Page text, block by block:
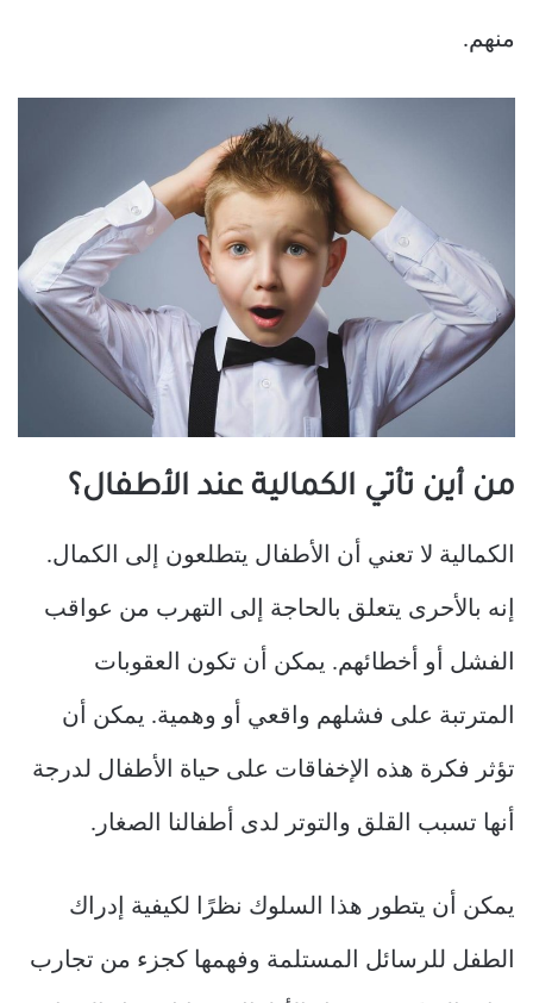
منهم.
من أين تأتي الكمالية عند الأطفال؟
الكمالية لا تعني أن الأطفال يتطلعون إلى الكمال.
إنه بالأحرى يتعلق بالحاجة إلى التهرب من عواقب
الفشل أو أخطائهم. يمكن أن تكون العقوبات
المترتبة على فشلهم واقعي أو وهمية. يمكن أن
تؤثر فكرة هذه الإخفاقات على حياة الأطفال لدرجة
أنها تسبب القلق والتوتر لدى أطفالنا الصغار.
يمكن أن يتطور هذا السلوك نظرًا لكيفية إدراك
الطفل للرسائل المستلمة وفهمها كجزء من تجارب